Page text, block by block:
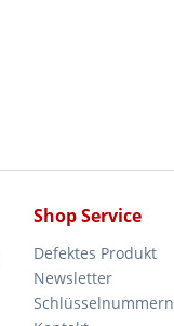
Shop Service
Defektes Produkt
Newsletter
Schlüsselnummern